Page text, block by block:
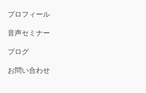
プロフィール
音声セミナー
ブログ
お問い合わせ